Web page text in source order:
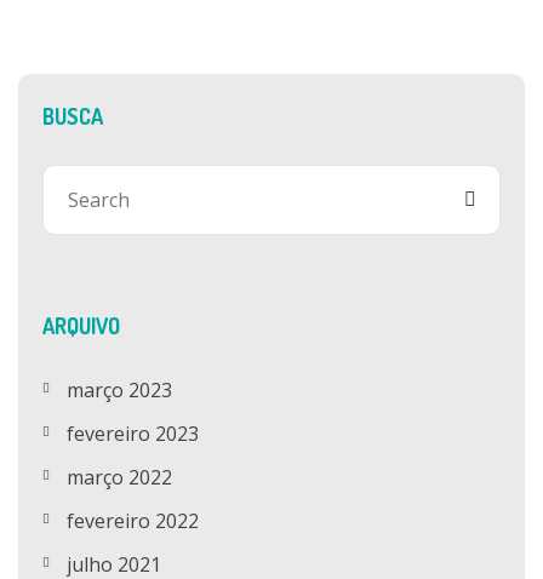
BUSCA
ARQUIVO
março 2023
fevereiro 2023
março 2022
fevereiro 2022
julho 2021